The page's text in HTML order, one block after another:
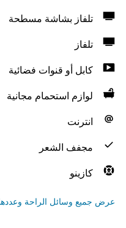
تلفاز بشاشة مسطحة
تلفاز
كابل أو قنوات فضائية
لوازم استحمام مجانية
انترنت
مجفف الشعر
كازينو
عرض جميع وسائل الراحة وعددها